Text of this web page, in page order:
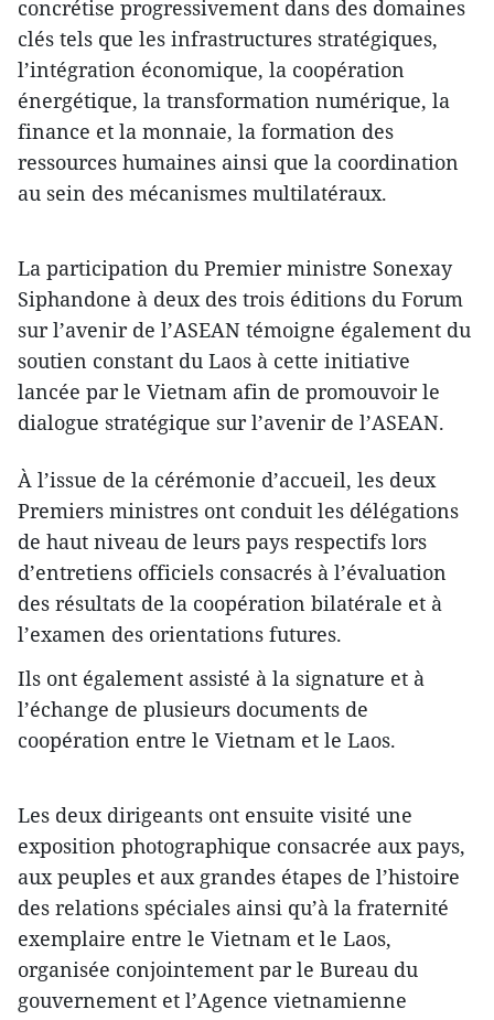
concrétise progressivement dans des domaines
clés tels que les infrastructures stratégiques,
l’intégration économique, la coopération
énergétique, la transformation numérique, la
finance et la monnaie, la formation des
ressources humaines ainsi que la coordination
au sein des mécanismes multilatéraux.
La participation du Premier ministre Sonexay
Siphandone à deux des trois éditions du Forum
sur l’avenir de l’ASEAN témoigne également du
soutien constant du Laos à cette initiative
lancée par le Vietnam afin de promouvoir le
dialogue stratégique sur l’avenir de l’ASEAN.
À l’issue de la cérémonie d’accueil, les deux
Premiers ministres ont conduit les délégations
de haut niveau de leurs pays respectifs lors
d’entretiens officiels consacrés à l’évaluation
des résultats de la coopération bilatérale et à
l’examen des orientations futures.
Ils ont également assisté à la signature et à
l’échange de plusieurs documents de
coopération entre le Vietnam et le Laos.
Les deux dirigeants ont ensuite visité une
exposition photographique consacrée aux pays,
aux peuples et aux grandes étapes de l’histoire
des relations spéciales ainsi qu’à la fraternité
exemplaire entre le Vietnam et le Laos,
organisée conjointement par le Bureau du
gouvernement et l’Agence vietnamienne